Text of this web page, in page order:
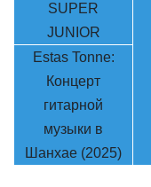
SUPER
JUNIOR
Estas Tonne:
Концерт
гитарной
музыки в
Шанхае (2025)